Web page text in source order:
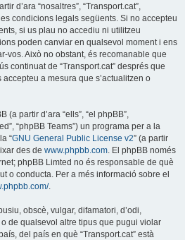
a
d’ara “nosaltres”, “Transport.cat”,
condicions legals següents. Si no accepteu
si us plau no accediu ni utilitzeu
poden canviar en qualsevol moment i ens
vos. Això no obstant, és recomanable que
continuat de “Transport.cat” després que
a mesura que s’actualitzen o
partir d’ara “ells”, “el phpBB”,
“phpBB Teams”) un programa per a la
“GNU General Public License v2” (a partir
des de www.phpbb.com . El phpBB només
phpBB Limted no és responsable de què
o conducta. Per a més informació sobre el
.
obscè, vulgar, difamatori, d’odi,
de qualsevol altre tipus que pugui violar
del país en què “Transport.cat” està